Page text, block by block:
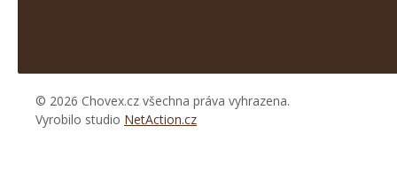
© 2026 Chovex.cz všechna práva vyhrazena.
Vyrobilo studio NetAction.cz